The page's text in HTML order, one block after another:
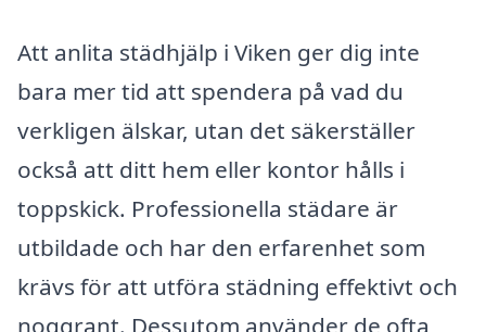
Att anlita städhjälp i Viken ger dig inte
bara mer tid att spendera på vad du
verkligen älskar, utan det säkerställer
också att ditt hem eller kontor hålls i
toppskick. Professionella städare är
utbildade och har den erfarenhet som
krävs för att utföra städning effektivt och
noggrant. Dessutom använder de ofta